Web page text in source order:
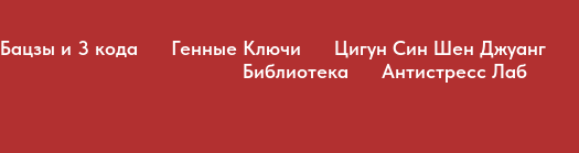
Бацзы и 3 кода Генные Ключи Цигун Син Шен Джуанг
Библиотека
Антистресс Лаб